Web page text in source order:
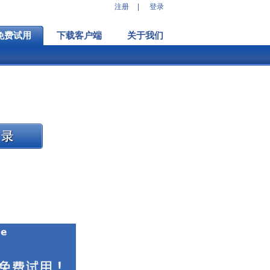
注册 登录
费试用 下载客户端 关于我们